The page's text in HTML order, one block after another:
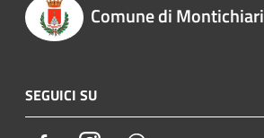
Comune di Montichiari
SEGUICI SU